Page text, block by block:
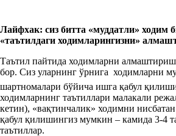
Лайфхак: сиз битта «муддатли» ходим
«таътилдаги ходимларингизни»
Таътил пайтида ходимларни
бор. Сиз уларнинг ўрнига ходимларни
шартномалари бўйича ишга қабул
ходимларнинг таътиллари малакали
кетин), «вақтинчалик» ходимни
қабул қилишингиз мумкин – камида 3-4
таътиллар.